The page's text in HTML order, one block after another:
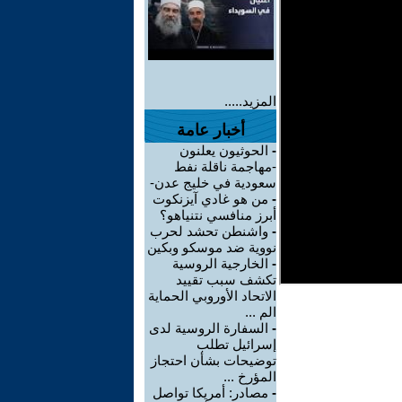
المزيد.....
أخبار عامة
- الحوثيون يعلنون
-مهاجمة ناقلة نفط
سعودية في خليج عدن-
- من هو غادي آيزنكوت
أبرز منافسي نتنياهو؟
- واشنطن تحشد لحرب
نووية ضد موسكو وبكين
- الخارجية الروسية
تكشف سبب تقييد
الاتحاد الأوروبي الحماية
الم ...
- السفارة الروسية لدى
إسرائيل تطلب
توضيحات بشأن احتجاز
المؤرخ ...
- مصادر: أمريكا تواصل